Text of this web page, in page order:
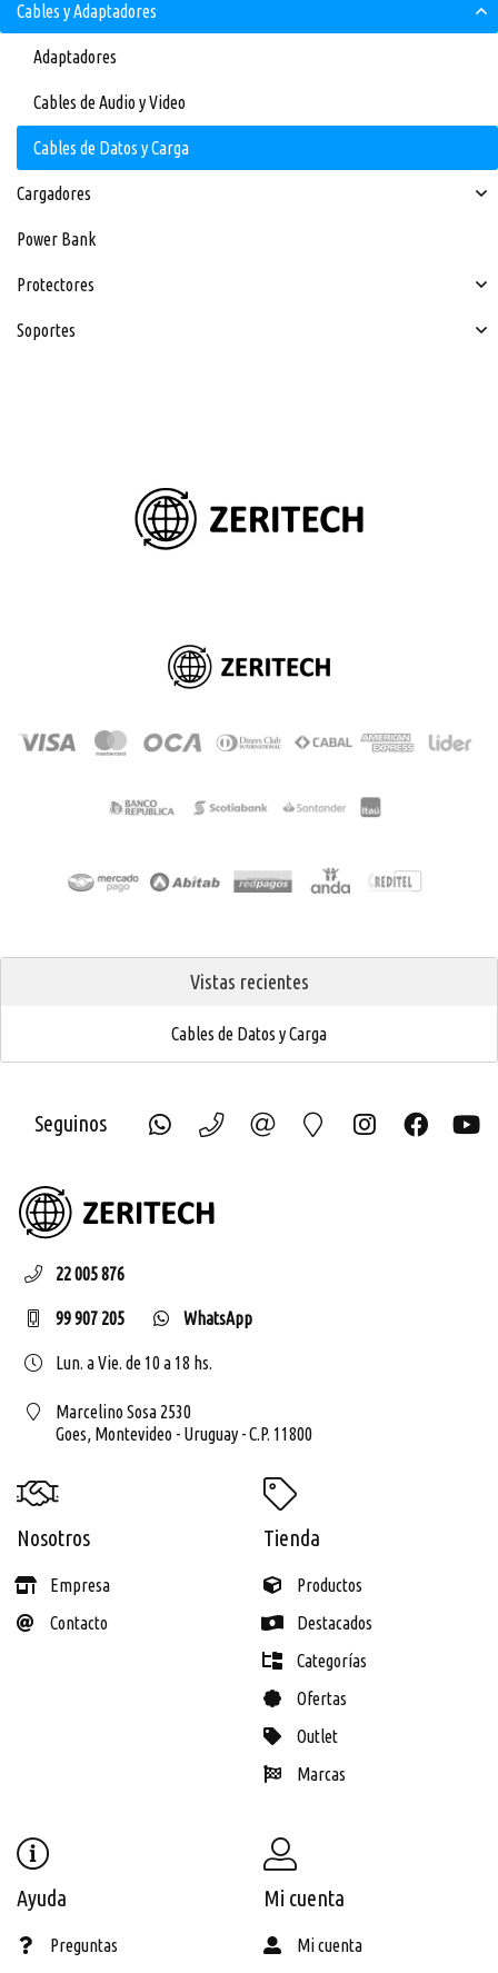
Cables y Adaptadores
Adaptadores
Cables de Audio y Video
Cables de Datos y Carga
Cargadores
Power Bank
Protectores
Soportes
Vistas recientes
Cables de Datos y Carga
Seguinos
22 005 876
99 907 205 WhatsApp
Lun. a Vie. de 10 a 18 hs.
Marcelino Sosa 2530
Goes, Montevideo - Uruguay - C.P. 11800
Nosotros
Empresa
Contacto
Tienda
Productos
Destacados
Categorías
Ofertas
Outlet
Marcas
Ayuda
Preguntas
Mi cuenta
Mi cuenta